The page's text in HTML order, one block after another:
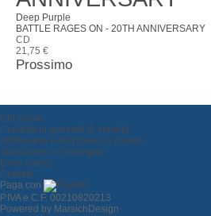
Deep Purple
BATTLE RAGES ON - 20TH ANNIVERSARY
CD
21,75 €
Prossimo
Chi siamo
Condizioni generali di vendita
Informativa sulla privacy e cookie
Spedizione e Consegna
Dove siamo
Contatti
Paga con
P.IVA e C.F. 00210820213
Powered by MarsichDesign